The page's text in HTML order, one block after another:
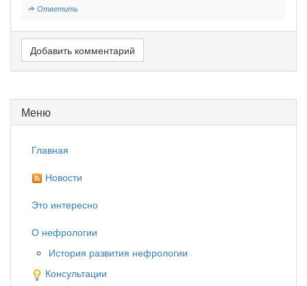
Ответить
Добавить комментарий
Меню
Главная
Новости
Это интересно
О нефрологии
История развития нефрологии
Консультации